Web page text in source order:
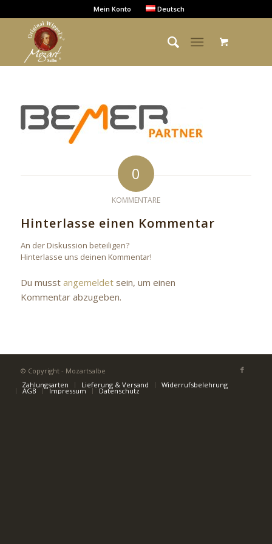
Mein Konto Deutsch
0
KOMMENTARE
Hinterlasse einen Kommentar
An der Diskussion beteiligen?
Hinterlasse uns deinen Kommentar!
Du musst angemeldetsein, um einen
Kommentar abzugeben.
© Copyright - Mozartsalbe
Zahlungsarten
Lieferung & Versand Widerrufsbelehrung
AGB Impressum Datenschutz